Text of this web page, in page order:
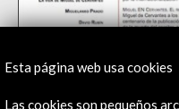
Esta página web usa cookies
Las cookies son pequeños